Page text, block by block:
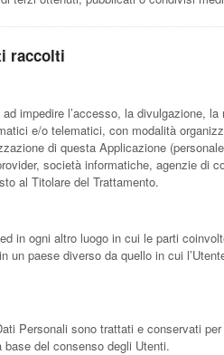
raccolti
impedire l’accesso, la divulgazione,
e/o telematici, con modalità
di questa Applicazione
società informatiche, agenzie di
al Titolare del Trattamento.
in ogni altro luogo in cui le parti
un paese diverso da quello in cui
Personali sono trattati e conservati
del consenso degli Utenti.